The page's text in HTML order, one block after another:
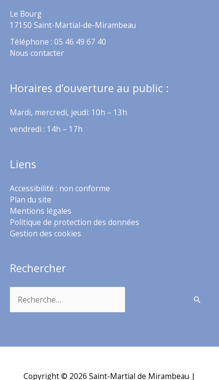
Le Bourg
17150 Saint-Martial-de-Mirambeau
Téléphone : 05 46 49 67 40
Nous contacter
Horaires d’ouverture au public :
Mardi, mercredi, jeudi: 10h – 13h
vendredi : 14h – 17h
Liens
Accessibilité : non conforme
Plan du site
Mentions légales
Politique de protection des données
Gestion des cookies
Rechercher
Copyright © 2026 Saint-Martial de Mirambeau |